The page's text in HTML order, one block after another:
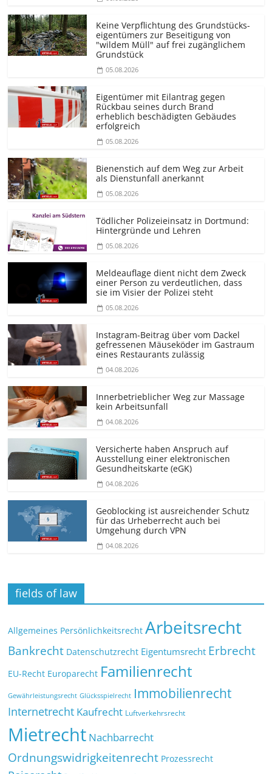
Keine Verpflichtung des Grundstücks­
eigentümers zur Beseitigung von
"wildem Müll" auf frei zugänglichem
Grundstück
05.08.2026
Eigentümer mit Eilantrag gegen
Rückbau seines durch Brand
erheblich beschädigten Gebäudes
erfolgreich
05.08.2026
Bienenstich auf dem Weg zur Arbeit
als Dienstunfall anerkannt
05.08.2026
Tödlicher Polizeieinsatz in Dortmund:
Hintergründe und Lehren
05.08.2026
Meldeauflage dient nicht dem Zweck
einer Person zu verdeutlichen, dass
sie im Visier der Polizei steht
05.08.2026
Instagram-Beitrag über vom Dackel
gefressenen Mäuseköder im Gastraum
eines Restaurants zulässig
04.08.2026
Innerbetrieblicher Weg zur Massage
kein Arbeitsunfall
04.08.2026
Versicherte haben Anspruch auf
Ausstellung einer elektronischen
Gesundheitskarte (eGK)
04.08.2026
Geoblocking ist ausreichender Schutz
für das Urheberrecht auch bei
Umgehung durch VPN
04.08.2026
fields of law
Allgemeines Persönlichkeitsrecht Arbeitsrecht
Bankrecht Datenschutzrecht Eigentumsrecht Erbrecht
EU-Recht Europarecht Familienrecht
Gewährleistungsrecht Glücksspielrecht Immobilienrecht
Internetrecht Kaufrecht Luftverkehrsrecht
Mietrecht Nachbarrecht
Ordnungswidrigkeitenrecht Prozessrecht